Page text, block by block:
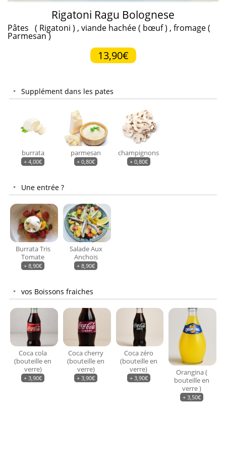
Rigatoni Ragu Bolognese
Pâtes ( Rigatoni ) , viande hachée ( bœuf ) , fromage (
Parmesan )
13,90€
Supplément dans les pates
burrata
+ 4,00€
parmesan
+ 0,80€
champignons
+ 0,80€
Une entrée ?
Burrata Tris
Tomate
+ 8,90€
Salade Aux
Anchois
+ 8,90€
vos Boissons fraiches
Coca cola
(bouteille en
verre)
+ 3,90€
Coca cherry
(bouteille en
verre)
+ 3,90€
Coca zéro
(bouteille en
verre)
+ 3,90€
Orangina (
bouteille en
verre )
+ 3,50€